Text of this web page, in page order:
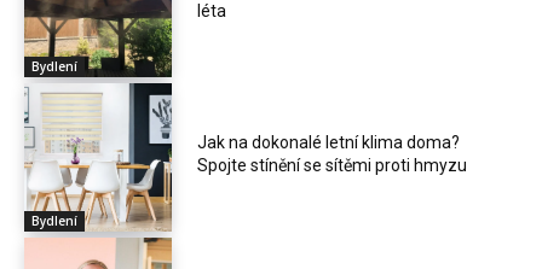
Bydlení
léta
Bydlení
Jak na dokonalé letní klima doma?
Spojte stínění se sítěmi proti hmyzu